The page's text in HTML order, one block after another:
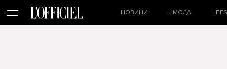
НОВИНИ L’МОДА